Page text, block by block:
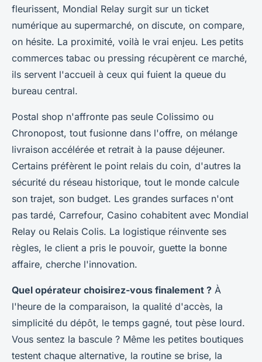
fleurissent, Mondial Relay surgit sur un ticket
numérique au supermarché, on discute, on compare,
on hésite. La proximité, voilà le vrai enjeu. Les petits
commerces tabac ou pressing récupèrent ce marché,
ils servent l'accueil à ceux qui fuient la queue du
bureau central.
Postal shop n'affronte pas seule Colissimo ou
Chronopost, tout fusionne dans l'offre, on mélange
livraison accélérée et retrait à la pause déjeuner.
Certains préfèrent le point relais du coin, d'autres la
sécurité du réseau historique, tout le monde calcule
son trajet, son budget. Les grandes surfaces n'ont
pas tardé, Carrefour, Casino cohabitent avec Mondial
Relay ou Relais Colis. La logistique réinvente ses
règles, le client a pris le pouvoir, guette la bonne
affaire, cherche l'innovation.
Quel opérateur choisirez-vous finalement ? À
l'heure de la comparaison, la qualité d'accès, la
simplicité du dépôt, le temps gagné, tout pèse lourd.
Vous sentez la bascule ? Même les petites boutiques
testent chaque alternative, la routine se brise, la